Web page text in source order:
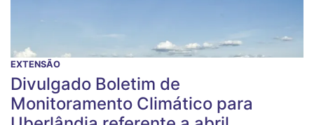
EXTENSÃO
Divulgado Boletim de
Monitoramento Climático para